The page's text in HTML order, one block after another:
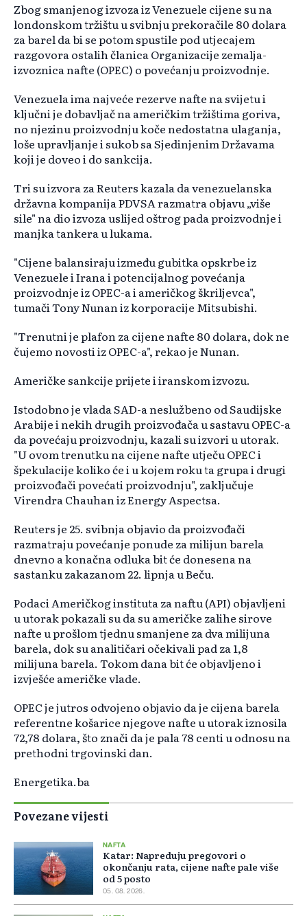
Zbog smanjenog izvoza iz Venezuele cijene su na
londonskom tržištu u svibnju prekoračile 80 dolara
za barel da bi se potom spustile pod utjecajem
razgovora ostalih članica Organizacije zemalja-
izvoznica nafte (OPEC) o povećanju proizvodnje.
Venezuela ima najveće rezerve nafte na svijetu i
ključni je dobavljač na američkim tržištima goriva,
no njezinu proizvodnju koče nedostatna ulaganja,
loše upravljanje i sukob sa Sjedinjenim Državama
koji je doveo i do sankcija.
Tri su izvora za Reuters kazala da venezuelanska
državna kompanija PDVSA razmatra objavu „više
sile" na dio izvoza uslijed oštrog pada proizvodnje i
manjka tankera u lukama.
"Cijene balansiraju između gubitka opskrbe iz
Venezuele i Irana i potencijalnog povećanja
proizvodnje iz OPEC-a i američkog škriljevca",
tumači Tony Nunan iz korporacije Mitsubishi.
"Trenutni je plafon za cijene nafte 80 dolara, dok ne
čujemo novosti iz OPEC-a", rekao je Nunan.
Američke sankcije prijete i iranskom izvozu.
Istodobno je vlada SAD-a neslužbeno od Saudijske
Arabije i nekih drugih proizvođača u sastavu OPEC-a
da povećaju proizvodnju, kazali su izvori u utorak.
"U ovom trenutku na cijene nafte utječu OPEC i
špekulacije koliko će i u kojem roku ta grupa i drugi
proizvođači povećati proizvodnju", zaključuje
Virendra Chauhan iz Energy Aspectsa.
Reuters je 25. svibnja objavio da proizvođači
razmatraju povećanje ponude za milijun barela
dnevno a konačna odluka bit će donesena na
sastanku zakazanom 22. lipnja u Beču.
Podaci Američkog instituta za naftu (API) objavljeni
u utorak pokazali su da su američke zalihe sirove
nafte u prošlom tjednu smanjene za dva milijuna
barela, dok su analitičari očekivali pad za 1,8
milijuna barela. Tokom dana bit će objavljeno i
izvješće američke vlade.
OPEC je jutros odvojeno objavio da je cijena barela
referentne košarice njegove nafte u utorak iznosila
72,78 dolara, što znači da je pala 78 centi u odnosu na
prethodni trgovinski dan.
Energetika.ba
Povezane vijesti
NAFTA
Katar: Napreduju pregovori o
okončanju rata, cijene nafte pale više
od 5 posto
05. 08. 2026.